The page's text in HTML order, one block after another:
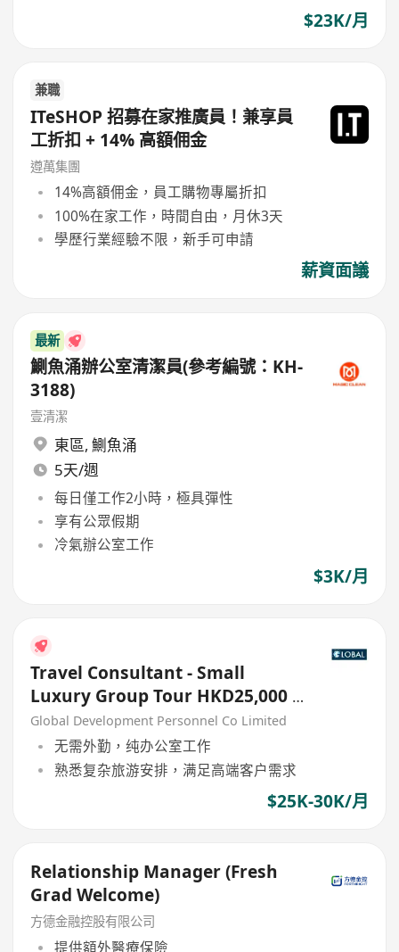
$23K/月
兼職
ITeSHOP 招募在家推廣員！兼享員
工折扣 + 14% 高額佣金
遵萬集團
14%高額佣金，員工購物專屬折扣
100%在家工作，時間自由，月休3天
學歷行業經驗不限，新手可申請
薪資面議
最新
鰂魚涌辦公室清潔員(參考編號：KH-
3188)
壹清潔
東區, 鰂魚涌
5天/週
每日僅工作2小時，極具彈性
享有公眾假期
冷氣辦公室工作
$3K/月
Travel Consultant - Small
Luxury Group Tour HKD25,000 -
30,000
Global Development Personnel Co Limited
无需外勤，纯办公室工作
熟悉复杂旅游安排，满足高端客户需求
$25K-30K/月
Relationship Manager (Fresh
Grad Welcome)
方德金融控股有限公司
提供額外醫療保險